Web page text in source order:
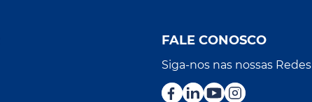
FALE CONOSCO
Siga-nos nas nossas Redes